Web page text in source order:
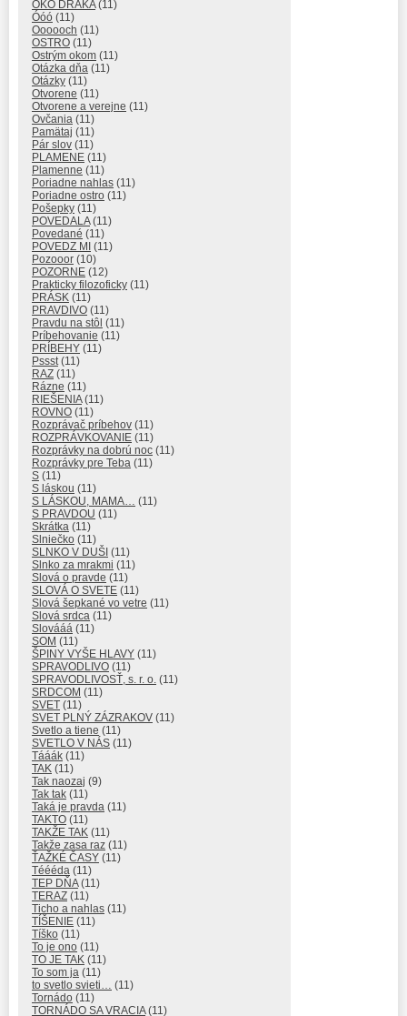
OKO DRAKA(11)
Óóó (11)
Oooooch (11)
OSTRO (11)
Ostrým okom (11)
Otázka dňa (11)
Otázky (11)
Otvorene (11)
Otvorene a verejne (11)
Ovčania (11)
Pamätaj (11)
Pár slov (11)
PLAMENE (11)
Plamenne (11)
Poriadne nahlas (11)
Poriadne ostro (11)
Pošepky (11)
POVEDALA(11)
Povedané (11)
POVEDZ MI (11)
Pozooor (10)
POZORNE (12)
Prakticky filozoficky (11)
PRÁSK (11)
PRAVDIVO (11)
Pravdu na stôl (11)
Príbehovanie (11)
PRÍBEHY (11)
Pssst(11)
RAZ (11)
Rázne (11)
RIEŠENIA(11)
ROVNO (11)
Rozprávač príbehov (11)
ROZPRÁVKOVANIE (11)
Rozprávky na dobrú noc (11)
Rozprávky pre Teba (11)
S (11)
S láskou (11)
S LÁSKOU, MAMA… (11)
S PRAVDOU (11)
Skrátka (11)
Slniečko (11)
SLNKO V DUŠI (11)
Slnko za mrakmi (11)
Slová o pravde (11)
SLOVÁ O SVETE (11)
Slová šepkané vo vetre (11)
Slová srdca (11)
Slovááá (11)
SOM (11)
ŠPINY VYŠE HLAVY (11)
SPRAVODLIVO (11)
SPRAVODLIVOSŤ, s. r. o. (11)
SRDCOM (11)
SVET (11)
SVET PLNÝ ZÁZRAKOV (11)
Svetlo a tiene (11)
SVETLO V NÁS (11)
Tááák (11)
TAK (11)
Tak naozaj (9)
Tak tak (11)
Taká je pravda (11)
TAKTO (11)
TAKŽE TAK (11)
Takže zasa raz (11)
ŤAŽKÉ ČASY (11)
Téééda (11)
TEP DŇA(11)
TERAZ (11)
Ticho a nahlas (11)
TÍŠENIE (11)
Tíško (11)
To je ono (11)
TO JE TAK (11)
To som ja (11)
to svetlo svieti… (11)
Tornádo (11)
TORNÁDO SA VRACIA(11)